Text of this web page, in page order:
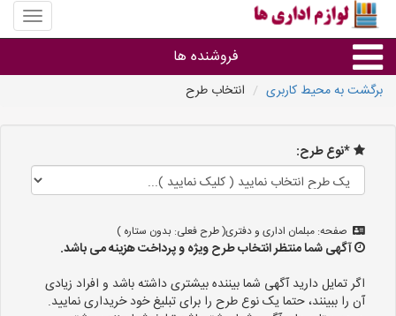
منوی
سایت
اداری
فروشنده ها
استان ها
برگشت به محیط کاربری انتخاب طرح
*نوع طرح:
صفحه: مبلمان اداری و دفتری( طرح فعلی: بدون ستاره )
آگهی شما منتظر انتخاب طرح ویژه و پرداخت هزینه می باشد.
اگر تمایل دارید آگهی شما بیننده بیشتری داشته باشد و افراد زیادی
آن را ببینند، حتما یک نوع طرح را برای تبلیغ خود خریداری نمایید.